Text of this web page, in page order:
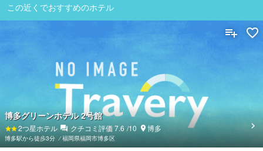
この近くでおすすめのホテル
博多グリーンホテル 2号館
2つ星ホテル クチコミ評価7.6 /10 博多
博多駅から徒歩3分 ⁄福岡県福岡市博多区